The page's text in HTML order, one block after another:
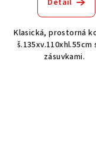
Detail
Klasická, prostorná
zásuvkami.